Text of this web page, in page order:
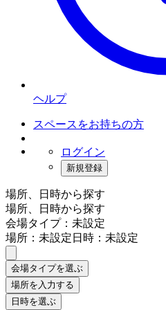
ヘルプ
スペースをお持ちの方
ログイン
新規登録
場所、日時から探す
場所、日時から探す
会場タイプ：未設定
場所：未設定日時：未設定
会場タイプを選ぶ
場所を入力する
日時を選ぶ